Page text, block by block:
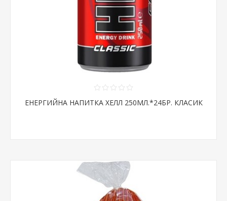
ЕНЕРГИЙНА НАПИТКА ХЕЛЛ 250МЛ.*24БР. КЛАСИК